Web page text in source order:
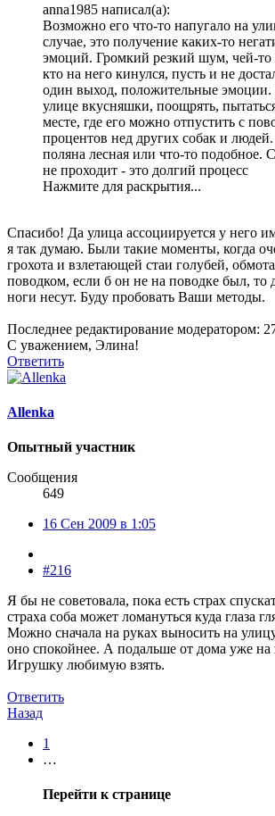
anna1985 написал(а):
Возможно его что-то напугало на
случае, это получение каких-то
эмоций. Громкий резкий шум, чей-то
кто на него кинулся, пусть и не
один выход, положительные эмоции.
улице вкусняшки, поощрять,
месте, где его можно отпустить с
процентов нед других собак и
поляна лесная или что-то подобное.
не проходит - это долгий процесс
Нажмите для раскрытия...
Спасибо! Да улица ассоциируется у него
я так думаю. Были такие моменты, когда
грохота и взлетающей стаи голубей,
поводком, если б он не на поводке был, то
ноги несут. Буду пробовать Ваши методы.
Последнее редактирование модератором:
С уважением, Элина!
Ответить
Allenka
Опытный участник
Сообщения
649
16 Сен 2009 в 1:05
#216
Я бы не советовала, пока есть страх
страха соба может ломануться куда глаза
Можно сначала на руках выносить на
оно спокойнее. А подальше от дома уже на
Игрушку любимую взять.
Ответить
Назад
1
…
Перейти к странице